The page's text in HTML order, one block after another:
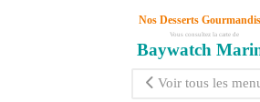
Nos Desserts
Vous consultez la carte de
Baywatch
Voir tous les